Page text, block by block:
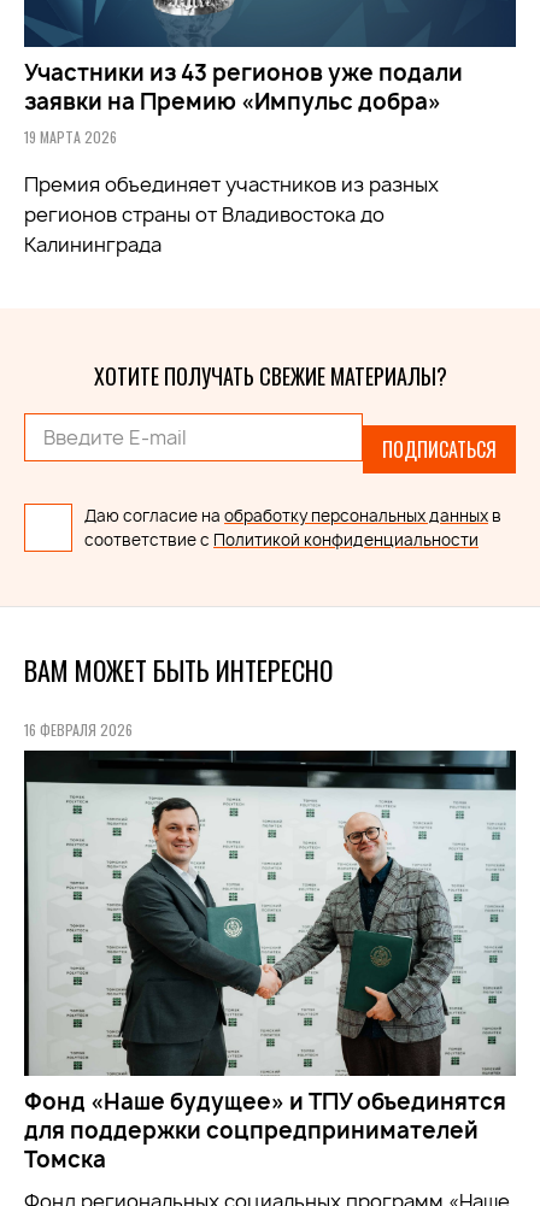
Участники из 43 регионов уже подали
заявки на Премию «Импульс добра»
19 МАРТА 2026
Премия объединяет участников из разных
регионов страны от Владивостока до
Калининграда
ХОТИТЕ ПОЛУЧАТЬ СВЕЖИЕ МАТЕРИАЛЫ?
ПОДПИСАТЬСЯ
Даю согласие на обработку персональных данных в
соответствие с Политикой конфиденциальности
ВАМ МОЖЕТ БЫТЬ ИНТЕРЕСНО
16 ФЕВРАЛЯ 2026
Фонд «Наше будущее» и ТПУ объединятся
для поддержки соцпредпринимателей
Томска
Фонд региональных социальных программ «Наше